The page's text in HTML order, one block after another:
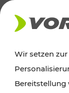
AKTUELLES
Wir setzen
Bereitstellung